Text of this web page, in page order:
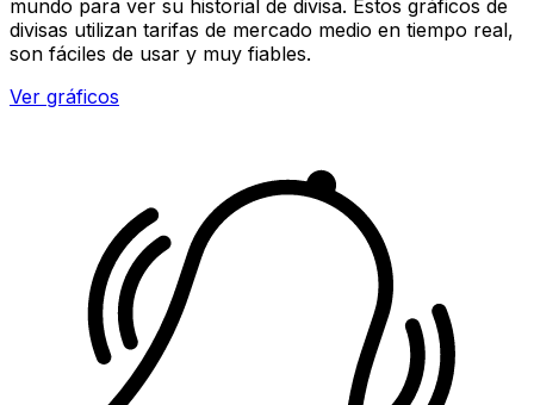
mundo para ver su historial de divisa. Estos gráficos de
divisas utilizan tarifas de mercado medio en tiempo real,
son fáciles de usar y muy fiables.
Ver gráficos